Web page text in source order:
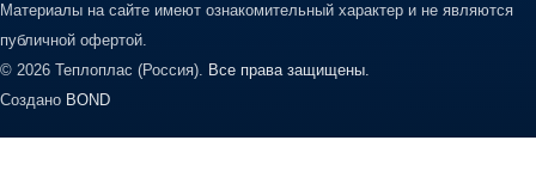
Материалы на сайте имеют ознакомительный характер и не являются
публичной офертой.
© 2026 Теплоплас (Россия). Все права защищены.
Создано BOND